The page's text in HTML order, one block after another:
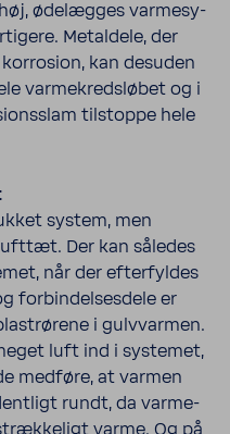
ødelægges varme­sy­
Metal­dele, der
kan desuden
varmekredsløbet og i
tilstoppe hele
system, men
Der kan således
når der efter­fyldes
forbin­del­ses­dele er
i gulv­varmen.
luft ind i systemet,
medføre, at varmen
rundt, da varme­
varme. Og på